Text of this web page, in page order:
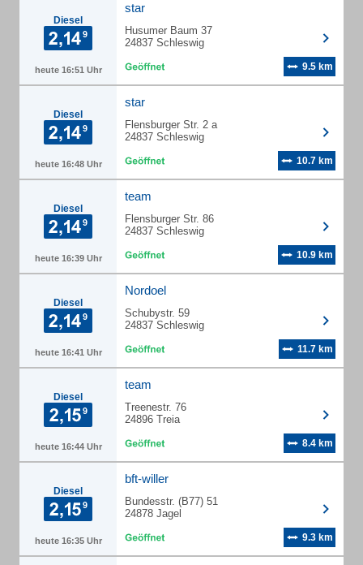
Diesel
heute 16:51 Uhr
star
Husumer Baum 37
24837 Schleswig
9.5 km
Diesel
heute 16:48 Uhr
star
Flensburger Str. 2 a
24837 Schleswig
10.7 km
Diesel
heute 16:39 Uhr
team
Flensburger Str. 86
24837 Schleswig
10.9 km
Diesel
heute 16:41 Uhr
Nordoel
Schubystr. 59
24837 Schleswig
11.7 km
Diesel
heute 16:44 Uhr
team
Treenestr. 76
24896 Treia
8.4 km
Diesel
heute 16:35 Uhr
bft-willer
Bundesstr. (B77) 51
24878 Jagel
9.3 km